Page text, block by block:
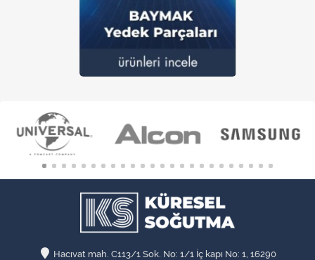
Hacıvat mah. C113/1 Sok. No: 1/1 İç kapı No: 1, 16290